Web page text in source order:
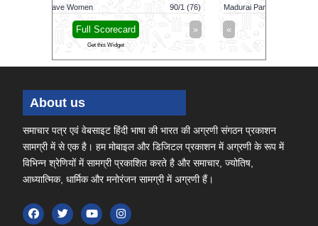
Madurai Panthers 111/3 (12.3)
Full Scorecard
About us
समाचार पत्र एवं वेबसाइट हिंदी भाषा की भारत की अग्रणी संगठन प्रकाशन
सामग्री में से एक है। हम मोबाइल और डिजिटल प्रकाशन में अग्रणी के रूप में
विभिन्न श्रेणियों में सामग्री प्रकाशित करते है और समाचार, ज्योतिष,
आध्यात्मिक, धार्मिक और मनोरंजन सामग्री में अग्रणी हैं।